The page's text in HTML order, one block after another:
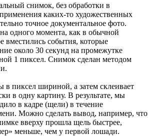
снимок, без обработки в
каких-то художественных
точное документальное фото.
одного момента, как в обычной
вместились события, которые
около 30 секунд на промежутке
1 пиксел. Снимок сделан методом
в пиксел шириной, а затем склеивает
в одну картину. В результате, мы
в кадре (щели) в течение
Можно сделать вывод, например, что
вверху прошла щель быстрее,
меньше, чем у первой лошади.